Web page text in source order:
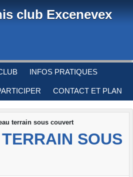
club Excenevex
INFOS PRATIQUES
CONTACT ET PLAN
terrain sous couvert
SOUS